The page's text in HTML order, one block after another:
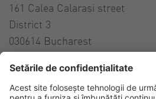
161 Calea Calarasi street
District 3
030614 Bucharest
Contact